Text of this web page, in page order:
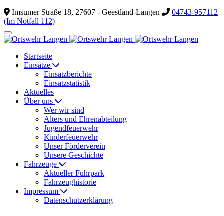
Imsumer Straße 18, 27607 - Geestland-Langen
04743-957112
(Im Notfall 112)
Startseite
Einsätze
Einsatzberichte
Einsatzstatistik
Aktuelles
Über uns
Wer wir sind
Alters und Ehrenabteilung
Jugendfeuerwehr
Kinderfeuerwehr
Unser Förderverein
Unsere Geschichte
Fahrzeuge
Aktueller Fuhrpark
Fahrzeughistorie
Impressum
Datenschutzerklärung